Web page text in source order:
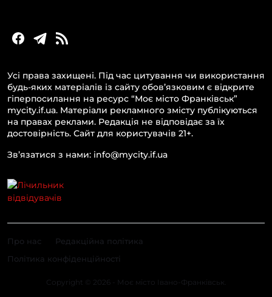
Усі права захищені. Під час цитування чи використання
будь-яких матеріалів із сайту обов’язковим є відкрите
гіперпосилання на ресурс “Моє місто Франківськ”
mycity.if.ua. Матеріали рекламного змісту публікуються
на правах реклами. Редакція не відповідає за їх
достовірність. Сайт для користувачів 21+.
Зв’язатися з нами: info@mycity.if.ua
Copyright © 2026 - Моє місто Івано-Франківськ.
Про нас
Редакційна політика
Політика конфіденційності